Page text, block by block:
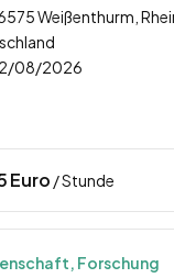
Weißenthurm,
08/2026
Euro / Stunde
Forschung